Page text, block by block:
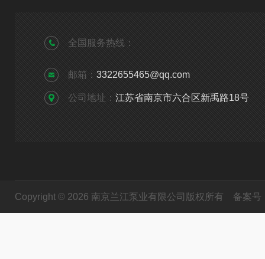
全国服务热线：
邮箱： 3322655465@qq.com
公司地址： 江苏省南京市六合区新禹路18号
Copyright © 2026 南京兰江泵业有限公司版权所有 备案号